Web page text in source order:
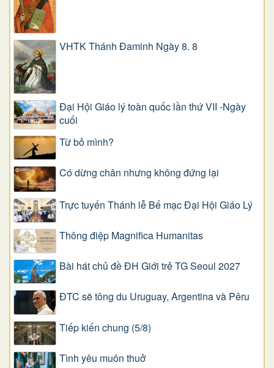
VHTK Thánh Đaminh Ngày 8. 8
Đại Hội Giáo lý toàn quốc lần thứ VII -Ngày
cuối
Từ bỏ mình?
Có dừng chân nhưng không đứng lại
Trực tuyến Thánh lễ Bế mạc Đại Hội Giáo Lý
Thông điệp Magnifica Humanitas
Bài hát chủ đề ĐH Giới trẻ TG Seoul 2027
ĐTC sẽ tông du Uruguay, Argentina và Pêru
Tiếp kiến chung (5/8)
Tình yêu muôn thuở